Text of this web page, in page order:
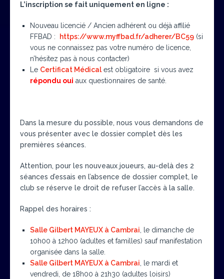
L’inscription se fait uniquement en ligne :
Nouveau licencié / Ancien adhérent ou déjà affilié
FFBAD :
https://www.myffbad.fr/adherer/BC59 (si
vous ne connaissez pas votre numéro de licence,
n’hésitez pas à nous contacter)
Le Certificat Médicalest obligatoire si vous avez
répondu oui aux questionnaires de santé.
Dans la mesure du possible, nous vous demandons de
vous présenter avec le dossier complet dès les
premières séances.
Attention, pour les nouveaux joueurs, au-delà des 2
séances d’essais en l’absence de dossier complet, le
club se réserve le droit de refuser l’accès à la salle.
Rappel des horaires :
Salle Gilbert MAYEUX à Cambrai, le dimanche de
10h00 à 12h00 (adultes et familles) sauf manifestation
organisée dans la salle.
Salle Gilbert MAYEUX à Cambrai, le mardi et
vendredi, de 18h00 à 21h30 (adultes loisirs)